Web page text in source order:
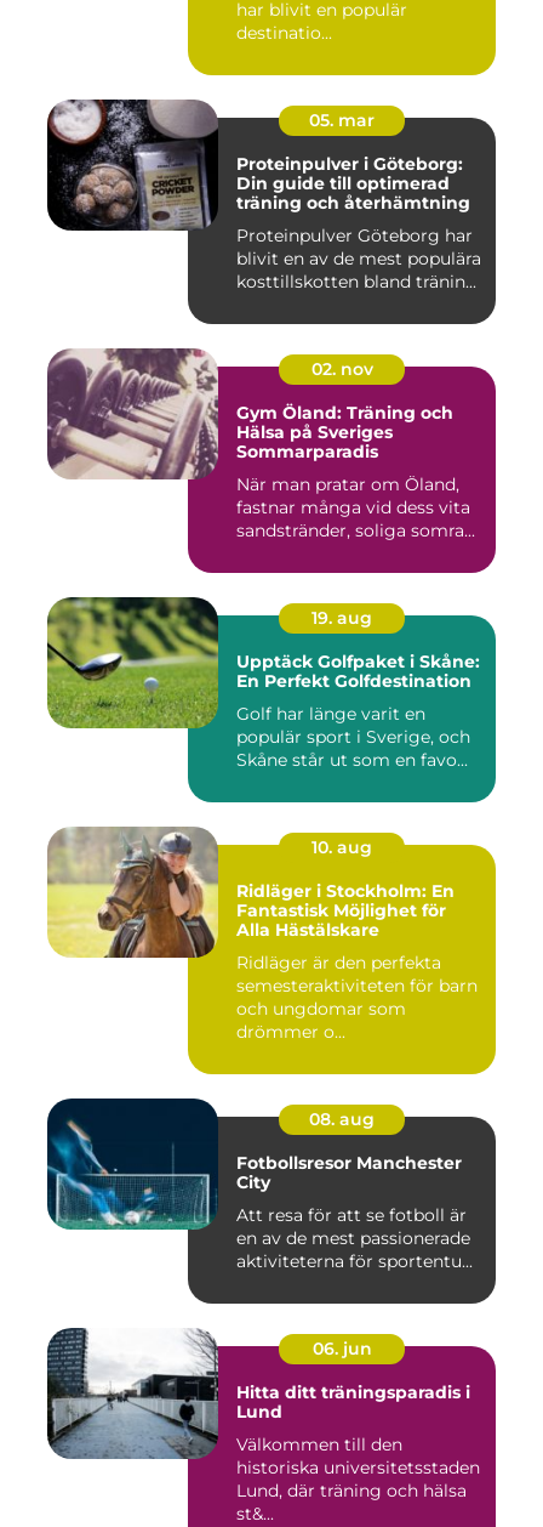
har blivit en populär
destinatio...
05. mar
Proteinpulver i Göteborg:
Din guide till optimerad
träning och återhämtning
Proteinpulver Göteborg har
blivit en av de mest populära
kosttillskotten bland tränin...
02. nov
Gym Öland: Träning och
Hälsa på Sveriges
Sommarparadis
När man pratar om Öland,
fastnar många vid dess vita
sandstränder, soliga somra...
19. aug
Upptäck Golfpaket i Skåne:
En Perfekt Golfdestination
Golf har länge varit en
populär sport i Sverige, och
Skåne står ut som en favo...
10. aug
Ridläger i Stockholm: En
Fantastisk Möjlighet för
Alla Hästälskare
Ridläger är den perfekta
semesteraktiviteten för barn
och ungdomar som
drömmer o...
08. aug
Fotbollsresor Manchester
City
Att resa för att se fotboll är
en av de mest passionerade
aktiviteterna för sportentu...
06. jun
Hitta ditt träningsparadis i
Lund
Välkommen till den
historiska universitetsstaden
Lund, där träning och hälsa
st&...